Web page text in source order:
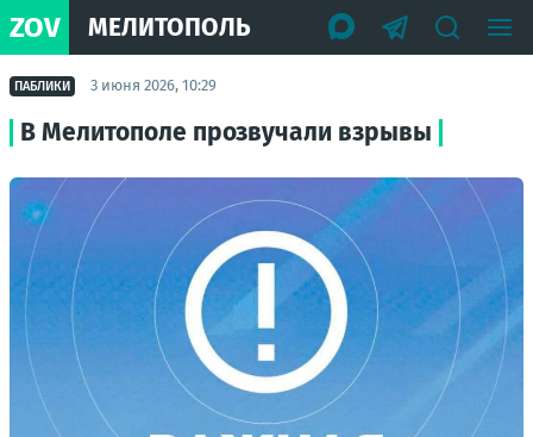
ZOV МЕЛИТОПОЛЬ
ПАБЛИКИ 3 июня 2026, 10:29
В Мелитополе прозвучали взрывы